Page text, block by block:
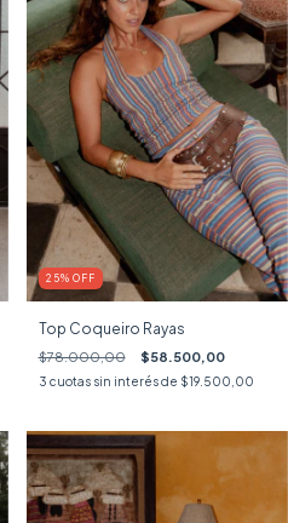
25% OFF
Top Coqueiro Rayas
$78.000,00 $58.500,00
3 cuotas sin interés de $19.500,00